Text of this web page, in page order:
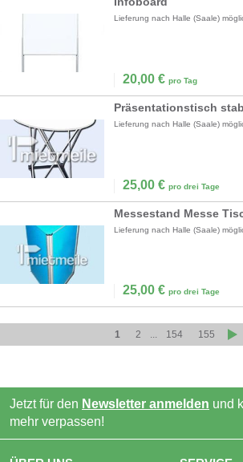
Lieferung nach Halle (Saale)
20,00 € pro Tag
Lieferung nach Halle (Saale)
25,00 € pro drei Tage
Lieferung nach Halle (Saale)
25,00 € pro drei Tage
1 2 ... 154 155
Jetzt für den Newsletter anmelden und
mehr verpassen!